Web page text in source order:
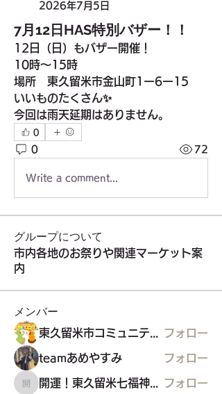
2026年7月5日
7月12日HAS特別バザー！！
12日（日）もバザー開催！
10時〜15時
場所　東久留米市金山町1ー6ー15
いいものたくさん✨
今回は雨天延期はありません。
0
0 72
Write a comment...
グループについて
市内各地のお祭りや関連マーケット案
内
メンバー
フォロー
teamあめやすみ フォロー
開運！東久留米七福神めぐり
フォロー